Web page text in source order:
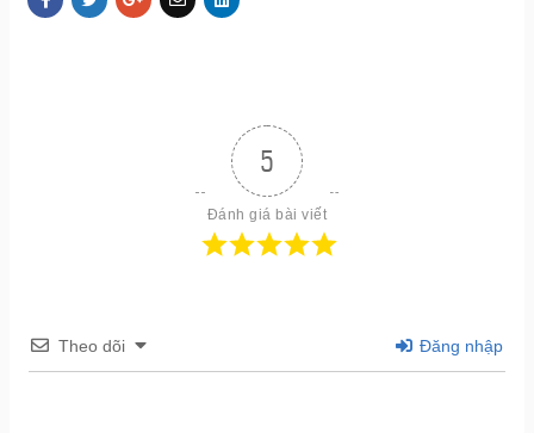
5
Đánh giá bài viết
Theo dõi Đăng nhập